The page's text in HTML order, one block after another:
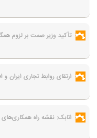
تأکید وزیر صمت بر لزوم
ارتقای روابط تجاری ایران
اتابک: نقشه راه